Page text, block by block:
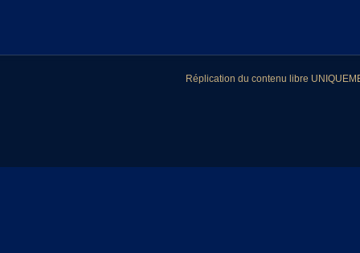
Réplication du contenu libre